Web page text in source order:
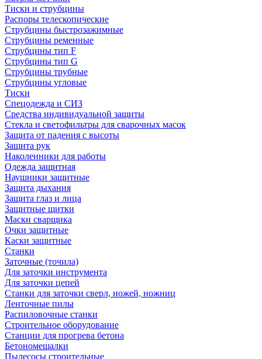
Тиски и струбцины
Распоры телескопические
Струбцины быстрозажимные
Струбцины ременные
Струбцины тип F
Струбцины тип G
Струбцины трубные
Струбцины угловые
Тиски
Спецодежда и СИЗ
Средства индивидуальной защиты
Стекла и светофильтры для сварочных масок
Защита от падения с высоты
Защита рук
Наколенники для работы
Одежда защитная
Наушники защитные
Защита дыхания
Защита глаз и лица
Защитные щитки
Маски сварщика
Очки защитные
Каски защитные
Станки
Заточные (точила)
Для заточки инструмента
Для заточки цепей
Станки для заточки сверл, ножей, ножниц
Ленточные пилы
Распиловочные станки
Строительное оборудование
Станции для прогрева бетона
Бетономешалки
Пылесосы строительные